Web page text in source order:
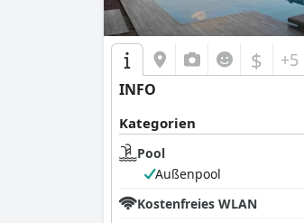
$ +5
INFO
Kategorien
Pool
Außenpool
Kostenfreies WLAN